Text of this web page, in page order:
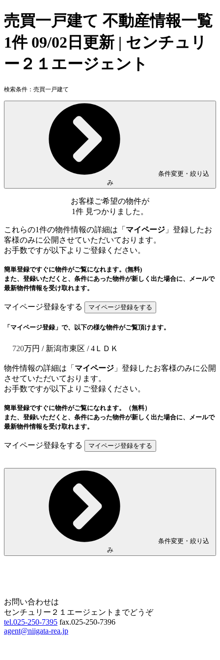
売買一戸建て 不動産情報一覧
1件 09/02日更新 | センチュリ
ー２１エージェント
検索条件： 売買一戸建て
条件変更・絞り込
み
お客様ご希望の物件が
1件 見つかりました。
これらの1件の物件情報の詳細は「 マイページ 」登録したお
客様のみに公開させていただいております。
お手数ですが以下よりご登録ください。
簡単登録ですぐに物件がご覧になれます。(無料)
また、登録いただくと、条件にあった物件が新しく出た場合に、メールで
最新物件情報を受け取れます。
マイページ登録をする
「マイページ登録」で、以下の様な物件がご覧頂けます。
720万円 / 新潟市東区 / 4ＬＤＫ
物件情報の詳細は「 マイページ 」登録したお客様のみに公開
させていただいております。
お手数ですが以下よりご登録ください。
簡単登録ですぐに物件がご覧になれます。（無料）
また、登録いただくと、条件にあった物件が新しく出た場合に、メールで
最新物件情報を受け取れます。
マイページ登録をする
条件変更・絞り込
み
お問い合わせは
センチュリー２１エージェントまでどうぞ
tel.025-250-7395 fax.025-250-7396
agent@niigata-rea.jp